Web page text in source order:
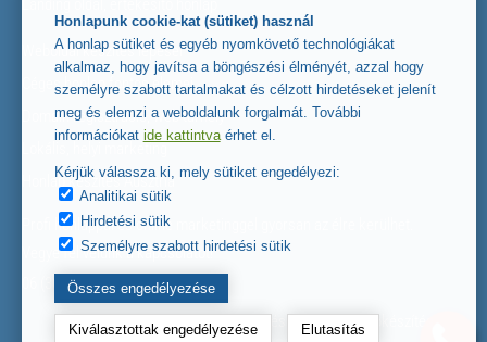
Weboldal készítés lépései
Céges honlap fontos elemei
Domain regisztráció, web tárhely
Lokális, helyi marketing
Honlap készítés Ausztria
Profi honlappal és online marketinggel gyorsan az élre kerülhet.
Vegye fel velünk a kapcsolatot!
06 (30) 854-5662
Alexgraphics• Egyedi honlap készítés • Céges honlapkészítés
Honlapunk cookie-kat (sütiket) használ
A honlap sütiket és egyéb nyomkövető technológiákat
alkalmaz, hogy javítsa a böngészési élményét, azzal hogy
személyre szabott tartalmakat és célzott hirdetéseket jelenít
meg és elemzi a weboldalunk forgalmát. További
információkat ide kattintvaérhet el.
Kérjük válassza ki, mely sütiket engedélyezi:
Analitikai sütik
Hirdetési sütik
Személyre szabott hirdetési sütik
Összes engedélyezése
Kiválasztottak engedélyezése Elutasítás